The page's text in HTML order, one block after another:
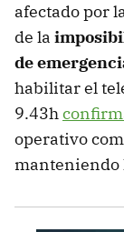
afectado por
de la
de
habilitar el
9.43h
operativo
manteniendo